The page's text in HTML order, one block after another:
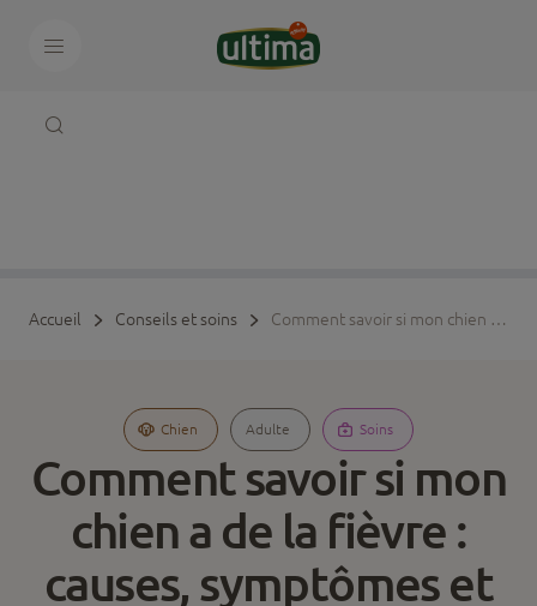
Accueil Conseils et soins Comment savoir si mon chien a de la fièvre : causes, symptômes et solutions
Chien Adulte Soins
Comment savoir si mon
chien a de la fièvre :
causes, symptômes et